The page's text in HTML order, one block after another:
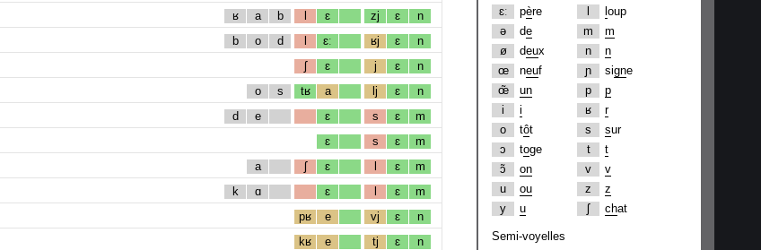
ʁ a b l ɛ zj ɛ n
b o d l ɛː ʁj ɛ n
ʃ ɛ j ɛ n
o s tʁ a lj ɛ n
d e ɛ s ɛ m
ɛ s ɛ m
a ʃ ɛ l ɛ m
k ɑ ɛ l ɛ m
pʁ e vj ɛ n
kʁ e tj ɛ n
ɛː
père
ə
de
ø
deux
œ
neuf
œ̃
un
i
i
o
tôt
ɔ
toge
ɔ̃
on
u
ou
y
u
oup
m
m
n
n
ɲ
signe
p
p
ʁ
r
s
sur
t
t
v
v
z
z
ʃ
chat
Semi-voyelles